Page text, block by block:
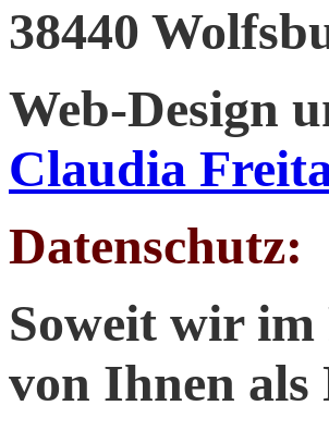
38440
Web-Design
Claudia
Datenschutz:
Soweit wir im
von Ihnen als